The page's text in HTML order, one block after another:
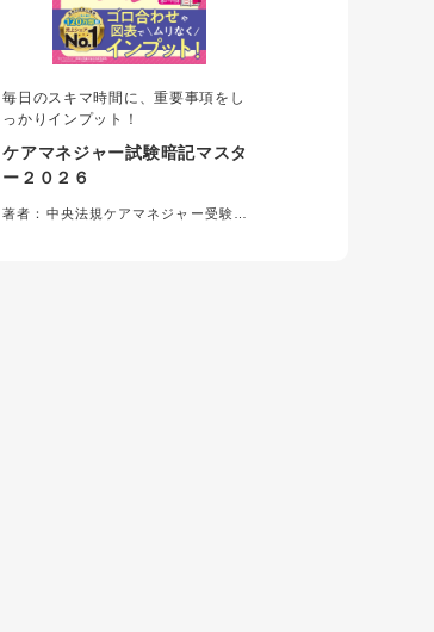
毎日のスキマ時間に、重要事項をし
っかりインプット！
ケアマネジャー試験暗記マスタ
ー２０２６
著者：中央法規ケアマネジャー受験対